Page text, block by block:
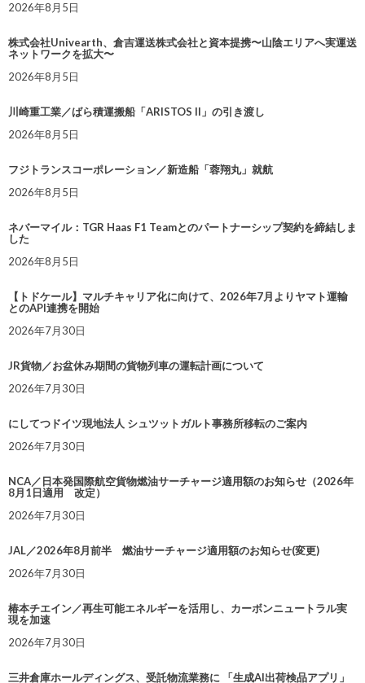
2026年8月5日
株式会社Univearth、倉吉運送株式会社と資本提携〜山陰エリアへ実運送
ネットワークを拡大〜
2026年8月5日
川崎重工業／ばら積運搬船「ARISTOS II」の引き渡し
2026年8月5日
フジトランスコーポレーション／新造船「蓉翔丸」就航
2026年8月5日
ネバーマイル：TGR Haas F1 Teamとのパートナーシップ契約を締結しま
した
2026年8月5日
【トドケール】マルチキャリア化に向けて、2026年7月よりヤマト運輸
とのAPI連携を開始
2026年7月30日
JR貨物／お盆休み期間の貨物列車の運転計画について
2026年7月30日
にしてつドイツ現地法人 シュツットガルト事務所移転のご案内
2026年7月30日
NCA／日本発国際航空貨物燃油サーチャージ適用額のお知らせ（2026年
8月1日適用 改定）
2026年7月30日
JAL／2026年8月前半 燃油サーチャージ適用額のお知らせ(変更)
2026年7月30日
椿本チエイン／再生可能エネルギーを活用し、カーボンニュートラル実
現を加速
2026年7月30日
三井倉庫ホールディングス、受託物流業務に 「生成AI出荷検品アプリ」